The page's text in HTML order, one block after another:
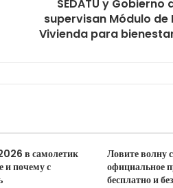
SEDATU y Gobierno
supervisan Módulo de
Vivienda para
в самолетик
и почему с
Ловите волну
официальное
бесплатно и